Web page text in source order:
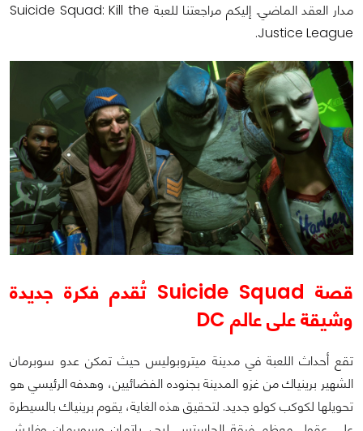
مدار العقد الماضي. إليكم مراجعتنا للعبة Suicide Squad: Kill the
Justice League.
قصة Suicide Squad تُقدم فكرة جديدة
وشيقة على عالم DC
تقع أحداث اللعبة في مدينة ميتروبوليس حيث تمكن عدو سوبرمان
الشهير برينياك من غزو المدينة بجنوده الفضائيين، وهدفه الرئيسي هو
تحويلها لكوكب كولو جديد. لتحقيق هذه الغاية، يقوم برينياك بالسيطرة